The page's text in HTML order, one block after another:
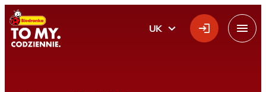
Головний логотип
UK
УКРАЇНСЬКА